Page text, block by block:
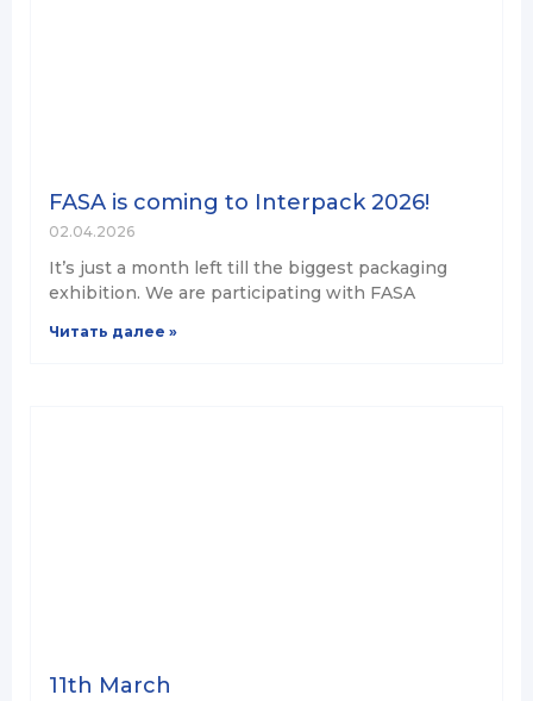
FASA is coming to Interpack 2026!
02.04.2026
It’s just a month left till the biggest packaging
exhibition. We are participating with FASA
Читать далее »
11th March